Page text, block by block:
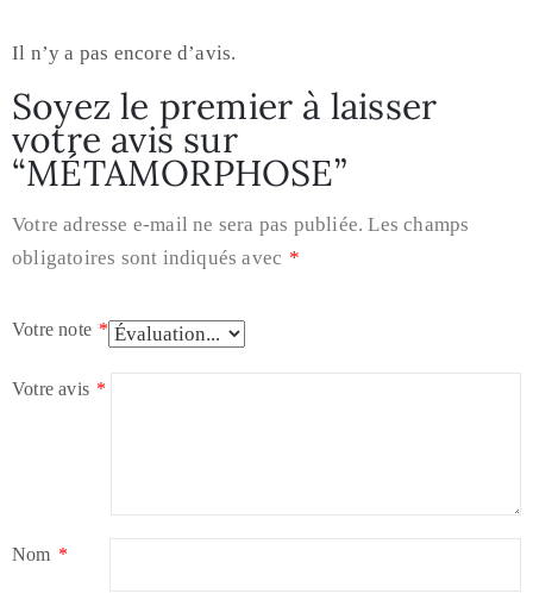
Il n’y a pas encore d’avis.
Soyez le premier à laisser
votre avis sur
“MÉTAMORPHOSE”
Votre adresse e-mail ne sera pas publiée. Les champs
obligatoires sont indiqués avec *
Votre note *
Votre avis *
Nom *